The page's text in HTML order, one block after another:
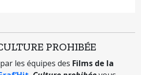
PROHIBÉE
les équipes des Films de la